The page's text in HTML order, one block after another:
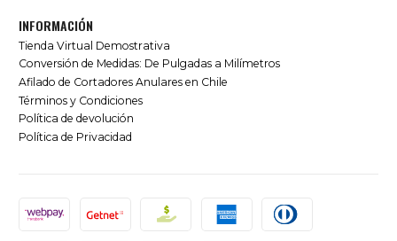
INFORMACIÓN
Tienda Virtual Demostrativa
Conversión de Medidas: De Pulgadas a Milímetros
Afilado de Cortadores Anulares en Chile
Términos y Condiciones
Política de devolución
Política de Privacidad